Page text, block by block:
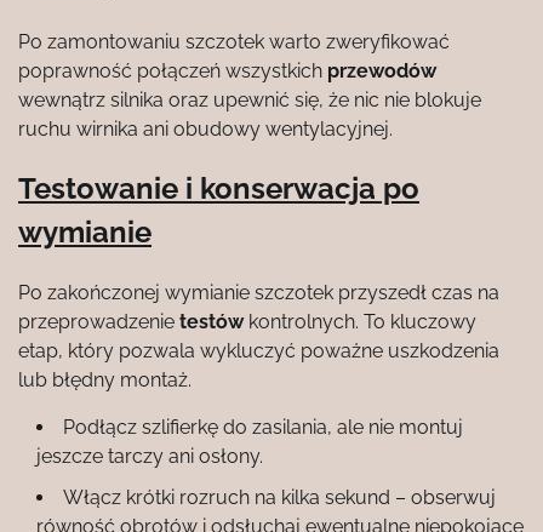
Po zamontowaniu szczotek warto zweryfikować
poprawność połączeń wszystkich przewodów
wewnątrz silnika oraz upewnić się, że nic nie blokuje
ruchu wirnika ani obudowy wentylacyjnej.
Testowanie i konserwacja po
wymianie
Po zakończonej wymianie szczotek przyszedł czas na
przeprowadzenie testówkontrolnych. To kluczowy
etap, który pozwala wykluczyć poważne uszkodzenia
lub błędny montaż.
Podłącz szlifierkę do zasilania, ale nie montuj
jeszcze tarczy ani osłony.
Włącz krótki rozruch na kilka sekund – obserwuj
równość obrotów i odsłuchaj ewentualne niepokojące